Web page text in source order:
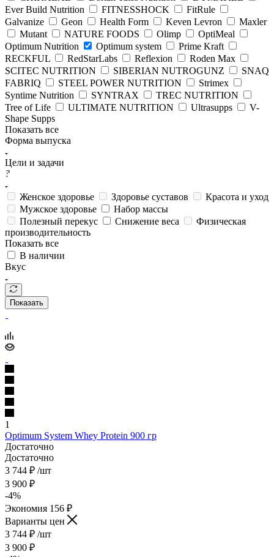
Ever Build Nutrition
FITNESSHOCK
FitRule
Galvanize
Geon Health Form Keven Levron
Maxler
Mutant
NATURE FOODS Olimp
OptiMeal
Optimum Nutrition
Optimum system
Prime Kraft
RECKFUL
RedStarLabs Reflexion
Roden Max
SCITEC NUTRITION
SIBERIAN NUTROGUNZ
SNAQ
FABRIQ
STEEL POWER NUTRITION
Strimex
Syntime Nutrition
SYNTRAX
TREC NUTRITION
Tree of Life
ULTIMATE NUTRITION Ultrasupps
V-
Shape Supps
Показать все
Форма выпуска
Цели и задачи
?
Женское здоровье Здоровье суставов
Красота и уход
Мужское здоровье
Набор массы
Полезный перекус
Снижение веса
Физическая
производительность
Показать все
В наличии
Вкус
Показать
1
Optimum System Whey Protein 900 гр
Достаточно
Достаточно
3 744 ₽ /шт
3 900 ₽
-4%
Экономия 156 ₽
Варианты цен
3 744 ₽ /шт
3 900 ₽